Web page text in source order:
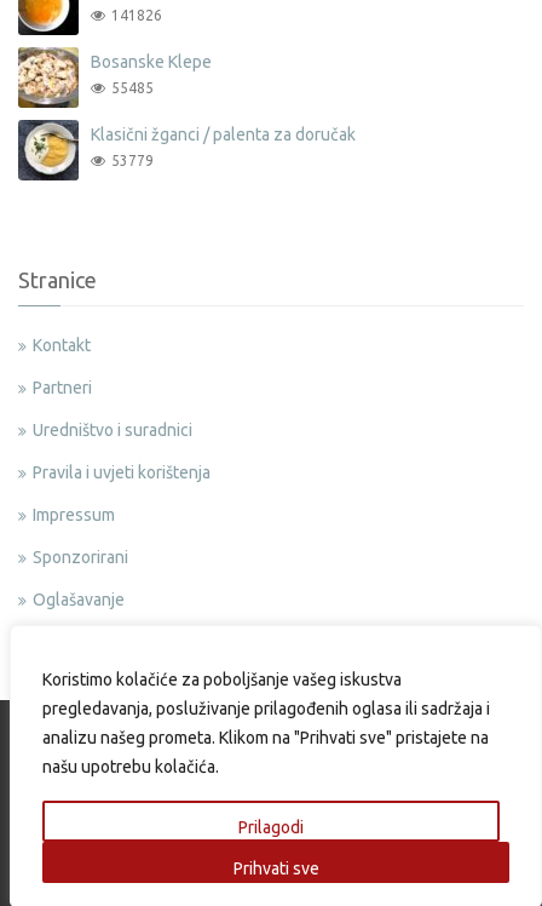
Koristimo kolačiće za poboljšanje vašeg iskustva
pregledavanja, posluživanje prilagođenih oglasa ili sadržaja i
analizu našeg prometa. Klikom na "Prihvati sve" pristajete na
našu upotrebu kolačića.
Prilagodi
Prihvati sve
141826
Bosanske Klepe
55485
Klasični žganci / palenta za doručak
53779
Stranice
Kontakt
Partneri
Uredništvo i suradnici
Pravila i uvjeti korištenja
Impressum
Sponzorirani
Oglašavanje
Copyright © 2015 Okusi.eu | Web design & Development by: